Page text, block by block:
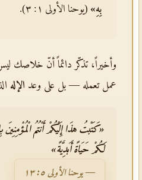
بِهِ» (يوحنا الأولى ١: ٣).
وأخيراً، تذكّر دائماً أنّ خلاصك
عمل تعمله — بل على وعد الإله
«كَتَبْتُ هذَا إِلَيْكُمْ أَنْتُمُ الْمُؤْمِنِينَ
لَكُمْ حَيَاةً أَبَدِيَّةً»
— يوحنا الأولى ٥: ١٣